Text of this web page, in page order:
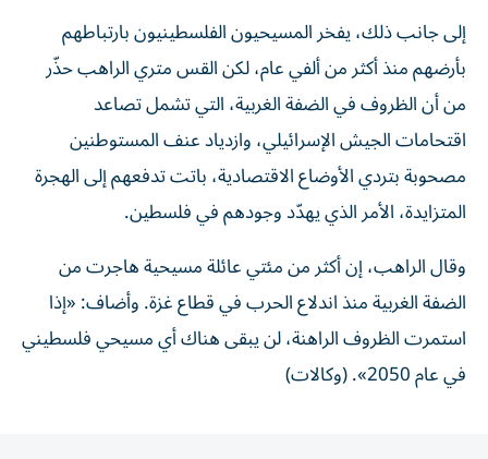
إلى جانب ذلك، يفخر المسيحيون الفلسطينيون بارتباطهم
بأرضهم منذ أكثر من ألفي عام، لكن القس متري الراهب حذّر
من أن الظروف في الضفة الغربية، التي تشمل تصاعد
اقتحامات الجيش الإسرائيلي، وازدياد عنف المستوطنين
مصحوبة بتردي الأوضاع الاقتصادية، باتت تدفعهم إلى الهجرة
المتزايدة، الأمر الذي يهدّد وجودهم في فلسطين.
وقال الراهب، إن أكثر من مئتي عائلة مسيحية هاجرت من
الضفة الغربية منذ اندلاع الحرب في قطاع غزة. وأضاف: «إذا
استمرت الظروف الراهنة، لن يبقى هناك أي مسيحي فلسطيني
في عام 2050». (وكالات)